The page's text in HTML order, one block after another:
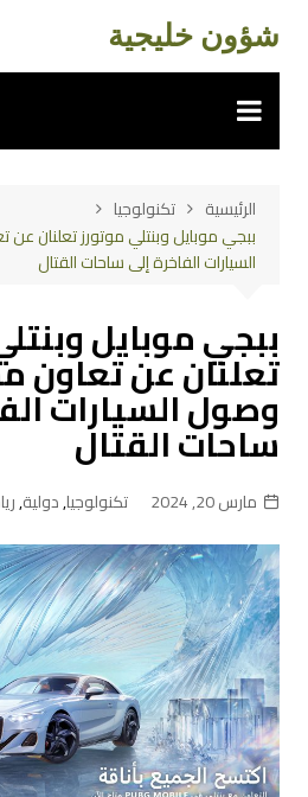
المحتوى
شؤون خليجية
الرئيسية
تكنولوجيا
ببجي موبايل وبنتلي موتورز تعلنان
السيارات الفاخرة إلى ساحات القتال
ببجي موبايل
تعلنان عن
وصول السيارات
ساحات القتال
مارس 20, 2024 تكنولوجيا,دولية,